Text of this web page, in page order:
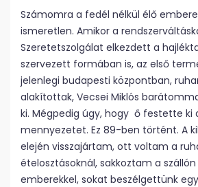
Számomra a fedél nélkül élő
ismeretlen. Amikor a
Szeretetszolgálat elkezdett a
szervezett formában is, az első
jelenlegi budapesti központban,
alakítottak, Vecsei Miklós
ki. Mégpedig úgy, hogy ő festette ki
mennyezetet. Ez 89-ben történt. A
elején visszajártam, ott voltam a
ételosztásoknál, sakkoztam a
emberekkel, sokat beszélgettünk